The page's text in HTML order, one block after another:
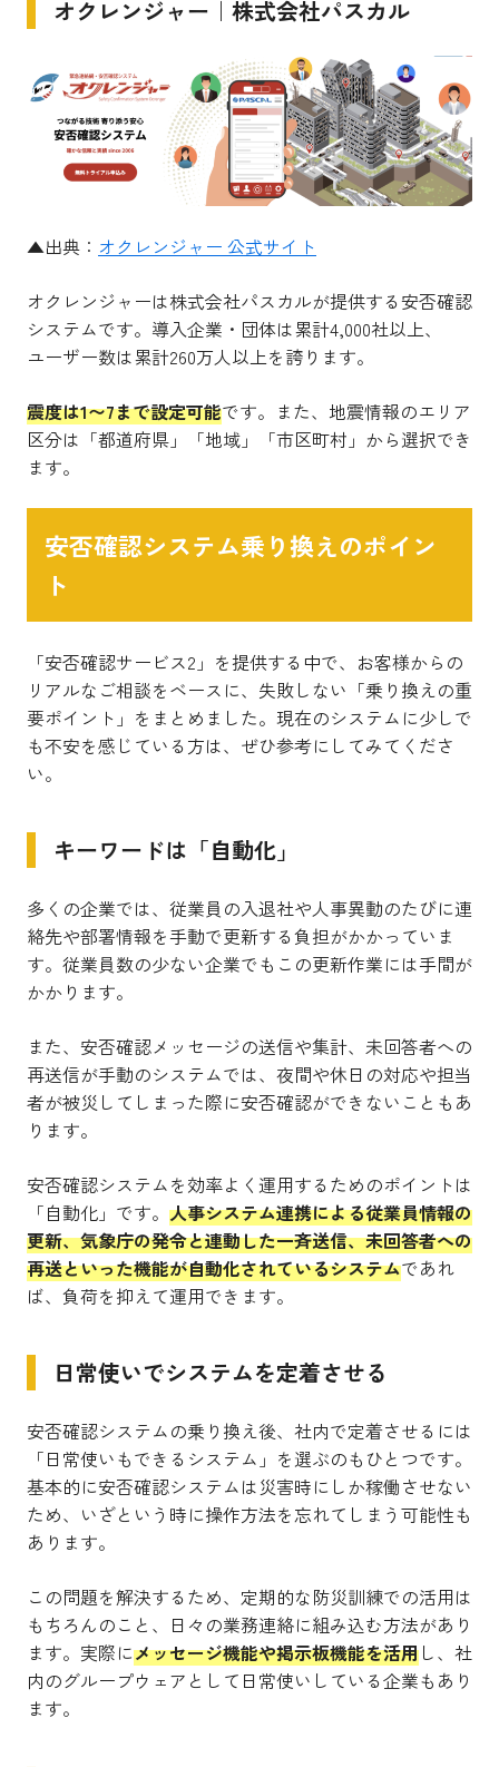
オクレンジャー｜株式会社パスカル
▲出典： オクレンジャー 公式サイト
オクレンジャーは株式会社パスカルが提供する安否確認
システムです。導入企業・団体は累計4,000社以上、
ユーザー数は累計260万人以上を誇ります。
震度は1〜7まで設定可能です。また、地震情報のエリア
区分は「都道府県」「地域」「市区町村」から選択でき
ます。
安否確認システム乗り換えのポイン
ト
「安否確認サービス2」を提供する中で、お客様からの
リアルなご相談をベースに、失敗しない「乗り換えの重
要ポイント」をまとめました。現在のシステムに少しで
も不安を感じている方は、ぜひ参考にしてみてくださ
い。
キーワードは「自動化」
多くの企業では、従業員の入退社や人事異動のたびに連
絡先や部署情報を手動で更新する負担がかかっていま
す。従業員数の少ない企業でもこの更新作業には手間が
かかります。
また、安否確認メッセージの送信や集計、未回答者への
再送信が手動のシステムでは、夜間や休日の対応や担当
者が被災してしまった際に安否確認ができないこともあ
ります。
安否確認システムを効率よく運用するためのポイントは
「自動化」です。 人事システム連携による従業員情報の
更新、気象庁の発令と連動した一斉送信、未回答者への
再送といった機能が自動化されているシステムであれ
ば、負荷を抑えて運用できます。
日常使いでシステムを定着させる
安否確認システムの乗り換え後、社内で定着させるには
「日常使いもできるシステム」を選ぶのもひとつです。
基本的に安否確認システムは災害時にしか稼働させない
ため、いざという時に操作方法を忘れてしまう可能性も
あります。
この問題を解決するため、定期的な防災訓練での活用は
もちろんのこと、日々の業務連絡に組み込む方法があり
ます。実際にメッセージ機能や掲示板機能を活用し、社
内のグループウェアとして日常使いしている企業もあり
ます。